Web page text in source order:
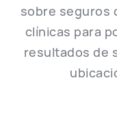
sobre seguros
clínicas para
resultados de